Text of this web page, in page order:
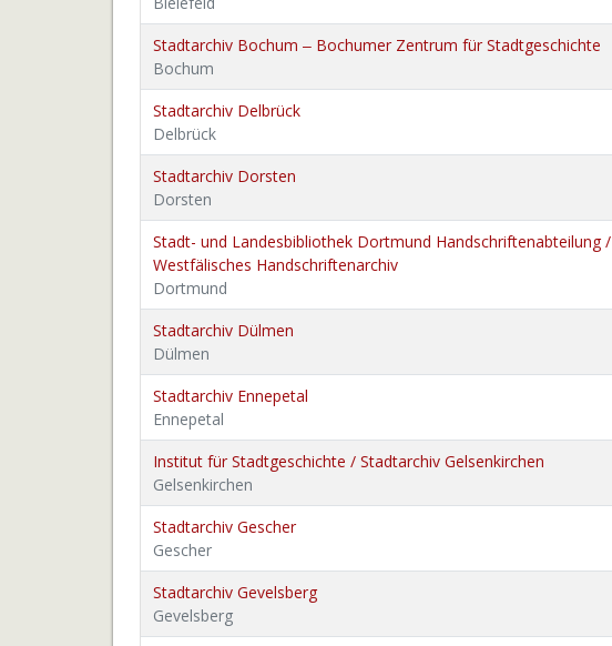
Stadtarchiv Bochum ‒ Bochumer Zentrum für Stadtgeschichte
Bochum
Stadtarchiv Delbrück
Delbrück
Stadtarchiv Dorsten
Dorsten
Stadt- und Landesbibliothek Dortmund Handschriftenabteilung /
Westfälisches Handschriftenarchiv
Dortmund
Stadtarchiv Dülmen
Dülmen
Stadtarchiv Ennepetal
Ennepetal
Institut für Stadtgeschichte / Stadtarchiv Gelsenkirchen
Gelsenkirchen
Stadtarchiv Gescher
Gescher
Stadtarchiv Gevelsberg
Gevelsberg